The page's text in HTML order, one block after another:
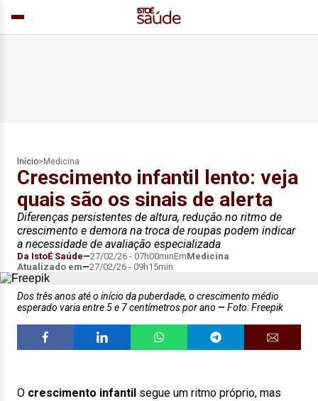
Início> Medicina
Crescimento infantil lento: veja
quais são os sinais de alerta
Diferenças persistentes de altura, redução no ritmo de
crescimento e demora na troca de roupas podem indicar
a necessidade de avaliação especializada
Da IstoÉ Saúde 27/02/26 - 07h00minEmMedicina
Atualizado em
27/02/26 - 09h15min
Dos três anos até o início da puberdade, o crescimento médio
esperado varia entre 5 e 7 centímetros por ano
Foto: Freepik
O crescimento infantil segue um ritmo próprio, mas